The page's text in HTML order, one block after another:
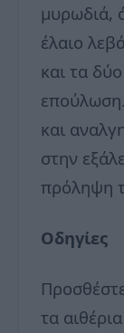
μυρωδιά,
έλαιο
και τα
και
στην
πρόληψη
Οδηγίες
τα